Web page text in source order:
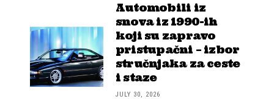
Automobili iz
snova iz 1990-ih
koji su zapravo
pristupačni – izbor
stručnjaka za ceste
i staze
JULY 30, 2026